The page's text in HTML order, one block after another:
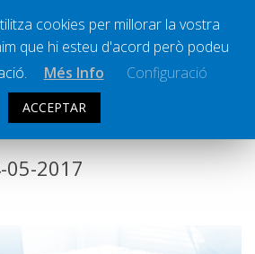
Televisió
05-2017
cookies per millorar la vostra
que hi esteu d'acord però podeu
Més Info Configuració
ACCEPTAR